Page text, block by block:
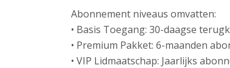
Abonnement niveaus omvatten:
• Basis Toegang: 30-daagse
• Premium Pakket: 6-maanden
• VIP Lidmaatschap: Jaarlijks